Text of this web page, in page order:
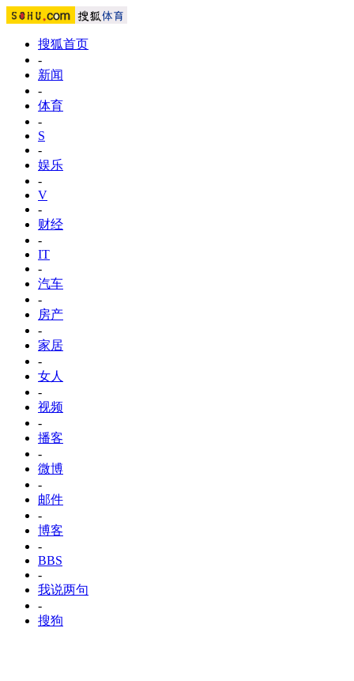
搜狐首页
-
新闻
-
体育
-
S
-
娱乐
-
V
-
财经
-
IT
-
汽车
-
房产
-
家居
-
女人
-
视频
-
播客
-
微博
-
邮件
-
博客
-
BBS
-
我说两句
-
搜狗